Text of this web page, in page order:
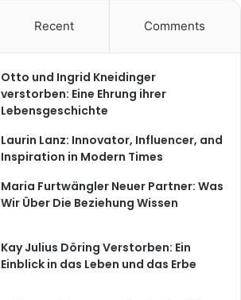
Recent Comments
Otto und Ingrid Kneidinger
verstorben: Eine Ehrung ihrer
Lebensgeschichte
Laurin Lanz: Innovator, Influencer, and
Inspiration in Modern Times
Maria Furtwängler Neuer Partner: Was
Wir Über Die Beziehung Wissen
Kay Julius Döring Verstorben: Ein
Einblick in das Leben und das Erbe